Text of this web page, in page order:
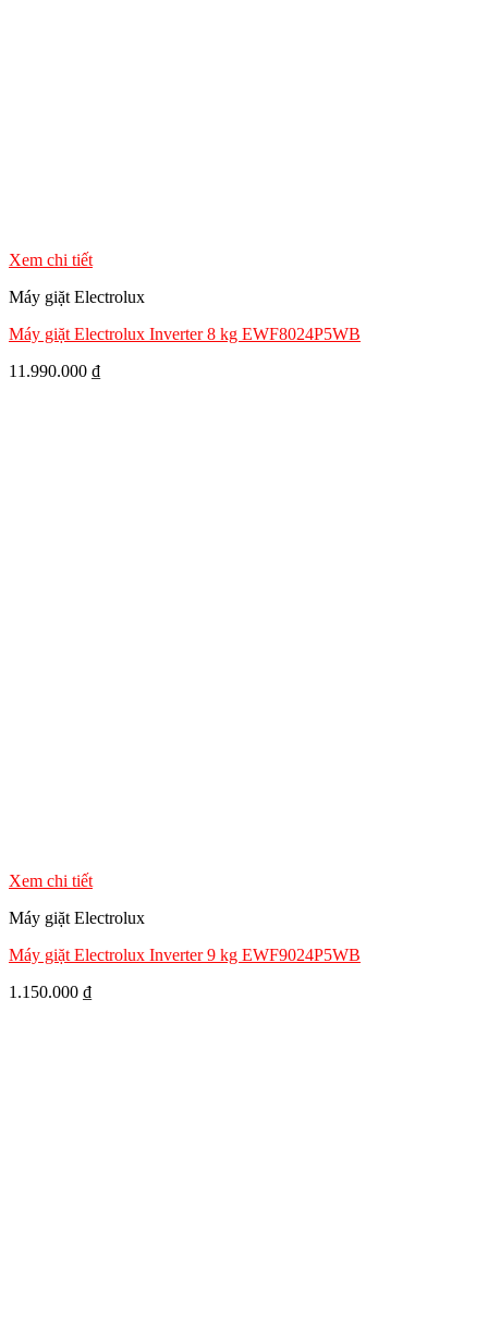
Xem chi tiết
Máy giặt Electrolux
Máy giặt Electrolux Inverter 8 kg EWF8024P5WB
11.990.000 ₫
Xem chi tiết
Máy giặt Electrolux
Máy giặt Electrolux Inverter 9 kg EWF9024P5WB
1.150.000 ₫